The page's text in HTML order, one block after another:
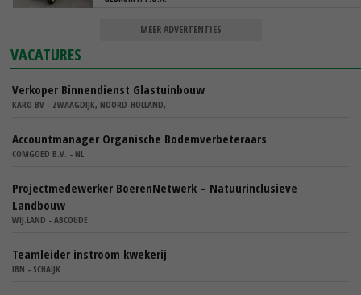
MEER ADVERTENTIES
VACATURES
Verkoper Binnendienst Glastuinbouw
KARO BV - ZWAAGDIJK, NOORD-HOLLAND,
Accountmanager Organische Bodemverbeteraars
COMGOED B.V. - NL
Projectmedewerker BoerenNetwerk – Natuurinclusieve
Landbouw
WIJ.LAND - ABCOUDE
Teamleider instroom kwekerij
IBN - SCHAIJK